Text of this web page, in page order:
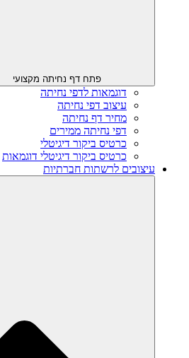
פתח דף נחיתה מקצועי
דוגמאות לדפי נחיתה
עיצוב דפי נחיתה
מחיר דף נחיתה
דפי נחיתה ממירים
כרטיס ביקור דיגיטלי
כרטיס ביקור דיגיטלי דוגמאות
עיצובים לרשתות חברתיות